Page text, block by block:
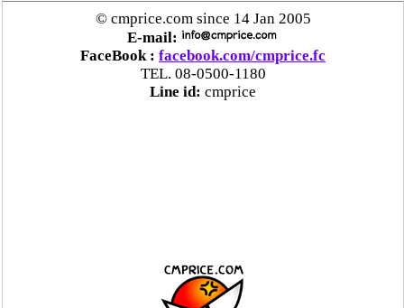
โฆษณาผู้สนับสนุน
© cmprice.com since 14 Jan 2005
E-mail:
FaceBook : facebook.com/cmprice.fc
TEL. 08-0500-1180
Line id: cmprice